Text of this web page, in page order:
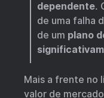
dependente.
de uma falha
de um plano
Mais a frente no
valor de